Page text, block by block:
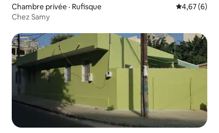
Chambre privée · Rufisque Note
4,67 (6)
Chez Samy